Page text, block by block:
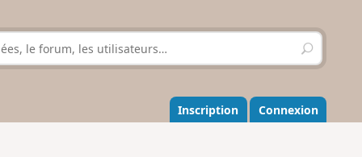
R
e
h
e
r
Inscription Connexion